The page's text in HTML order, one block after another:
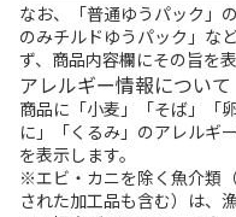
なお、「普通ゆうパック」
のみチルドゆうパック」な
ず、商品内容欄にその旨を
アレルギー情報について
商品に「小麦」「そば」「
に」「くるみ」のアレルギ
を表示します。
※エビ・カニを除く魚介類
された加工品も含む）は、